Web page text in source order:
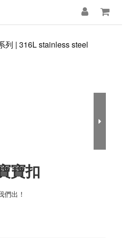
列 | 316L stainless steel
寶扣
們出！